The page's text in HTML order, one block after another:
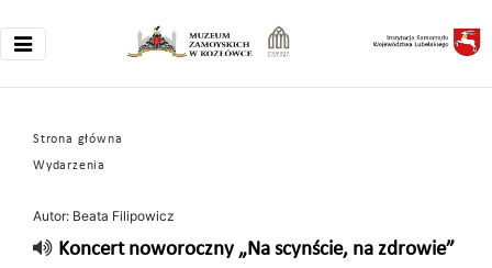
Strona główna
Wydarzenia
Autor: Beata Filipowicz
Koncert noworoczny „Na scynście, na zdrowie”